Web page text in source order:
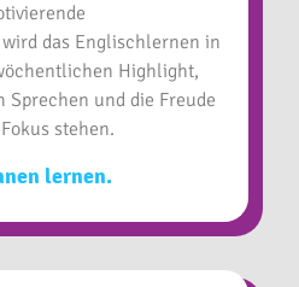
das Englischlernen in
Highlight,
Sprechen und die Freude
stehen.
lernen.